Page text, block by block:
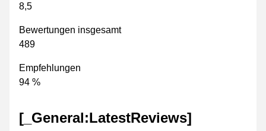
8,5
Bewertungen insgesamt
489
Empfehlungen
94 %
[_General:LatestReviews]